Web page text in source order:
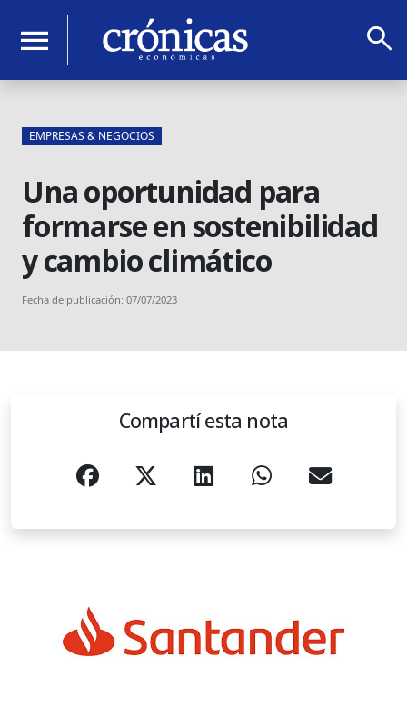
menu search
EMPRESAS & NEGOCIOS
Una oportunidad para
formarse en sostenibilidad
y cambio climático
Fecha de publicación: 07/07/2023
Compartí esta nota